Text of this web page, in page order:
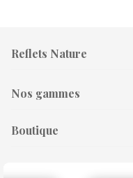
Reflets Nature
Nos gammes
Boutique